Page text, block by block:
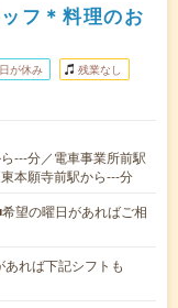
フ＊料理のお
が休み 残業なし
---分／電車事業所前駅
本願寺前駅から---分
望の曜日があればご相
れば下記シフトも